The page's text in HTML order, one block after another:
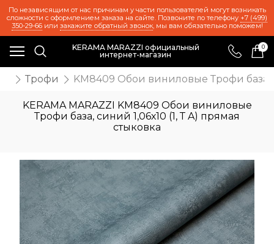
По независящим от нас причинам у части пользователей могут возникать
сложности с оформлением заказа на сайте. Позвоните по телефону +7 (499)
350-29-66или закажите обратный звонок, мы вам обязательно поможем!
KERAMA MARAZZI официальный
интернет-магазин
0
Трофи KM8409 Обои виниловые Трофи база,
KERAMA MARAZZI KM8409 Обои виниловые
Трофи база, синий 1,06х10 (1, Т A) прямая
стыковка